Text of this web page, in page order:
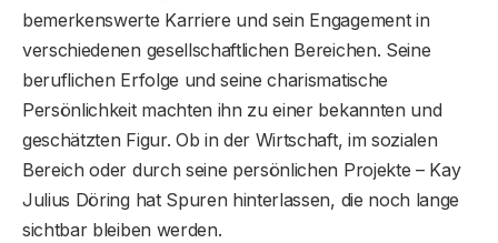
bemerkenswerte Karriere und sein Engagement in
verschiedenen gesellschaftlichen Bereichen. Seine
beruflichen Erfolge und seine charismatische
Persönlichkeit machten ihn zu einer bekannten und
geschätzten Figur. Ob in der Wirtschaft, im sozialen
Bereich oder durch seine persönlichen Projekte – Kay
Julius Döring hat Spuren hinterlassen, die noch lange
sichtbar bleiben werden.